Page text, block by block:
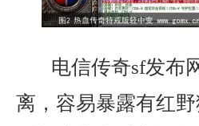
电信传奇sf发布
离，容易暴露有红